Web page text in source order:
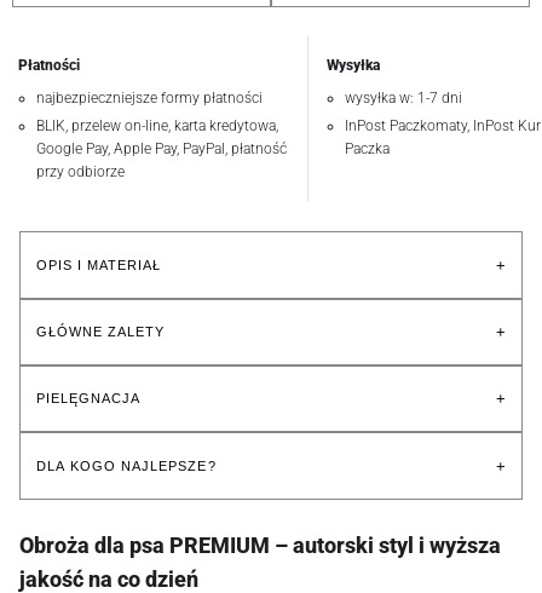
Płatności
najbezpieczniejsze formy płatności
BLIK, przelew on-line, karta kredytowa,
Google Pay, Apple Pay, PayPal, płatność
przy odbiorze
Wysyłka
wysyłka w: 1-7 dni
InPost Paczkomaty, InPost
Paczka
OPIS I MATERIAŁ +
GŁÓWNE ZALETY +
PIELĘGNACJA +
DLA KOGO NAJLEPSZE? +
Obroża dla psa PREMIUM – autorski styl i wyższa
jakość na co dzień